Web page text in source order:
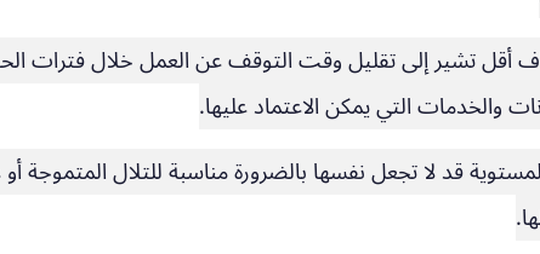
أقل تشير إلى تقليل وقت التوقف عن العمل خلال فترات
والخدمات التي يمكن الاعتماد عليها.
قد لا تجعل نفسها بالضرورة مناسبة للتلال المتموجة